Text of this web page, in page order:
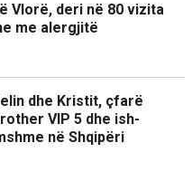
Vlorë, deri në 80 vizita
me alergjitë
dhe Kristit, çfarë
VIP 5 dhe ish-
në Shqipëri